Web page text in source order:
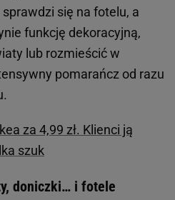
się na fotelu, a
funkcję dekoracyjną,
lub rozmieścić w
pomarańcz od razu
za 4,99 zł. Klienci ją
szuk
doniczki… i fotele